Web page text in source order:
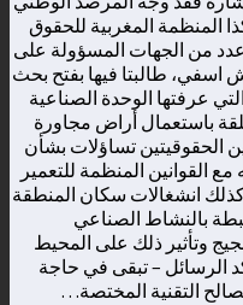
المنظمة المغربية للحقوق
من الجهات المسؤولة على
اسفي، طالبتا فيها بفتح بحث
عرفتها الوحدة الصناعية
باستعمال أراض مجاورة
الحقوقيتين تساؤلات بشأن
القوانين المنظمة للتعمير
انشغالات سكان المنطقة
بالنشاط الصناعي
وتأثير ذلك على المحيط
الرسائل – تبقى في حاجة
التقنية المختصة…